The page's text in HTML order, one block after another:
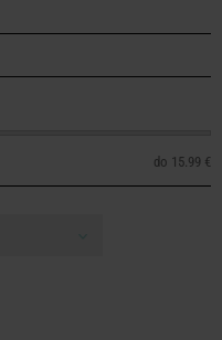
15.99 €